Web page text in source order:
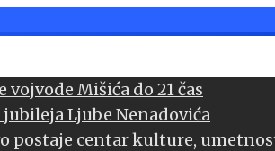
Mišića do 21 čas
Ljube Nenadovića
postaje centar kulture,